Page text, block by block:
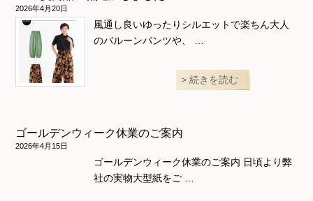
2026年4月20日
風通し良いゆったりシルエットで楽ちん大人
のバルーンパンツや、 …
続きを読む
ゴールデンウィーク休業のご案内
2026年4月15日
ゴールデンウィーク休業のご案内 日頃より弊
社の実物大型紙をご …